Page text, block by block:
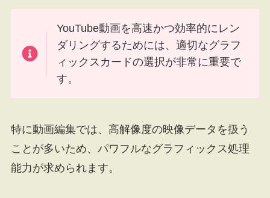
YouTube動画を高速かつ効率的にレン
ダリングするためには、適切なグラフ
ィックスカードの選択が非常に重要で
す。
特に動画編集では、高解像度の映像データを扱う
ことが多いため、パワフルなグラフィックス処理
能力が求められます。